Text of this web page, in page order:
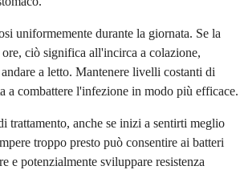
uniformemente durante la giornata. Se la
ore, ciò significa all'incirca a colazione,
a letto. Mantenere livelli costanti di
a combattere l'infezione in modo più efficace.
trattamento, anche se inizi a sentirti meglio
troppo presto può consentire ai batteri
e potenzialmente sviluppare resistenza